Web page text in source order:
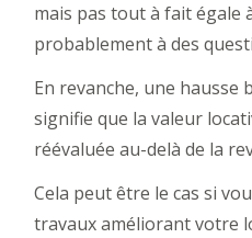
mais pas tout à fait égale
probablement à des
En revanche, une hausse
signifie que la valeur
réévaluée au-delà de la
Cela peut être le cas si
travaux améliorant votre